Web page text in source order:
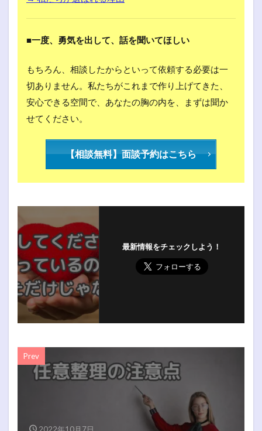
■一度、勇気を出して、話を聞いてほしい
もちろん、相談したからといって依頼する必要は一
切ありません。私たちがこれまで作り上げてきた、
安心できる空間で、あなたの胸の内を、まずは聞か
せてください。
【相談無料】面談予約はこちら
最新情報をチェックしよう！
Prev